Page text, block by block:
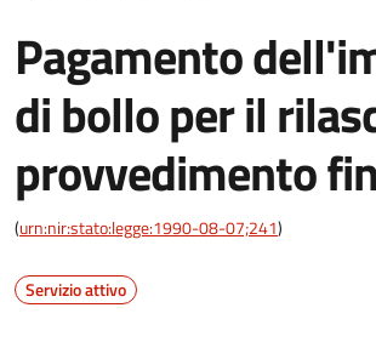
Pagamento
di bollo per il
provvedimento
(urn:nir:stato:legge:1990-08-07;241)
Servizio attivo